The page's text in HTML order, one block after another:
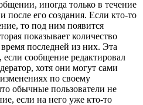
иногда только в течение
после его создания. Если кто-то
то под ним появится
показывает количество
последней из них. Эта
если сообщение редактировал
хотя они могут сами
по своему
обычные пользователи не
если на него уже кто-то